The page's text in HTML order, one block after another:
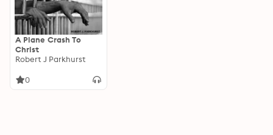
A Plane Crash To
Christ
Robert J Parkhurst
0